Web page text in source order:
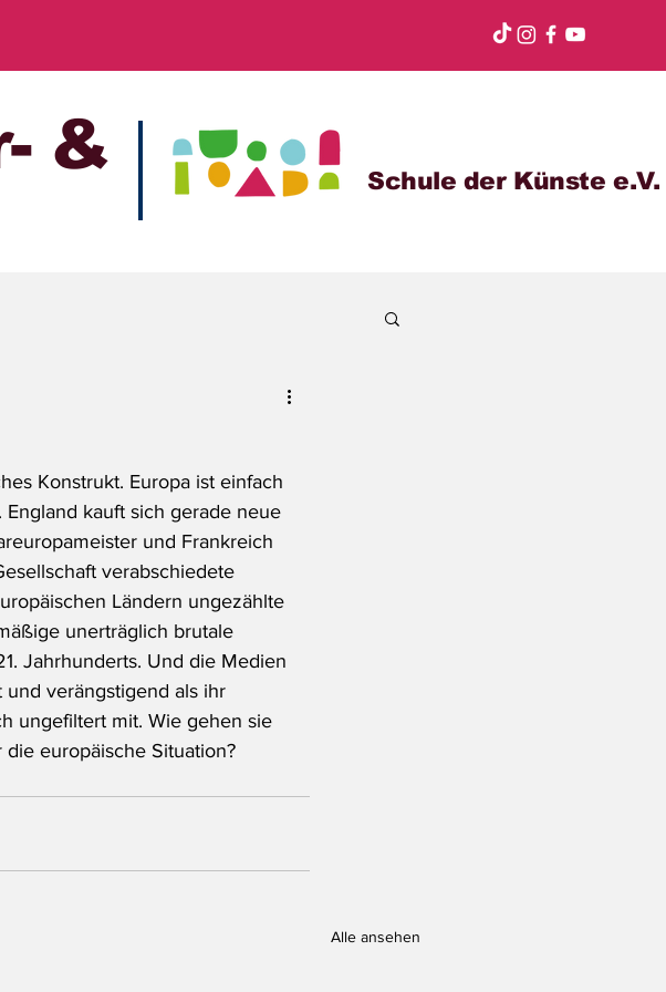
& Schule der Künste e.V.
Konstrukt. Europa ist einfach
kauft sich gerade neue
und Frankreich
verabschiedete
Ländern ungezählte
unerträglich brutale
Jahrhunderts. Und die Medien
verängstigend als ihr
ungefiltert mit. Wie gehen sie
europäische Situation?
Alle ansehen